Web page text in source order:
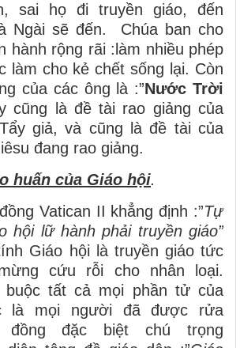
sai họ đi truyền giáo, đến
Ngài sẽ đến. Chúa ban cho
hành rộng rãi :làm nhiều phép
làm cho kẻ chết sống lại. Còn
của các ông là :”Nước Trời
cũng là đề tài rao giảng của
giả, và cũng là đề tài của
đang rao giảng.
huấn của Giáo hội.
Vatican II khẳng định :”Tự
hội lữ hành phải truyền giáo”
Giáo hội là truyền giáo tức
cứu rỗi cho nhân loại.
buộc tất cả mọi phần tử của
là mọi người đã được rửa
đặc biệt chú trọng